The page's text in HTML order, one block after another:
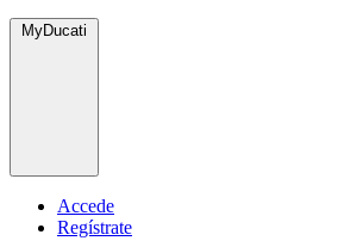
MyDucati
Accede
Regístrate